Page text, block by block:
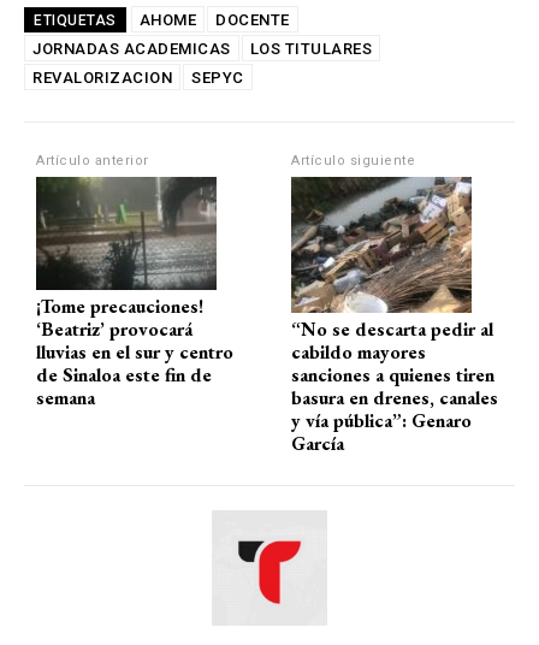
at
s
p
ce
b
k
e
gr
ail
p
ETIQUETAS AHOME
DOCENTE
JORNADAS ACADEMICAS
LOS TITULARES
REVALORIZACION
SEPYC
Artículo anterior
¡Tome precauciones!
‘Beatriz’ provocará
lluvias en el sur y centro
de Sinaloa este fin de
semana
Artículo siguiente
“No se descarta pedir al
cabildo mayores
sanciones a quienes tiren
basura en drenes, canales
y vía pública”: Genaro
García